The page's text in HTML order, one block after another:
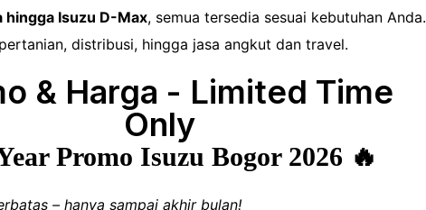
hingga Isuzu D-Max, semua tersedia sesuai kebutuhan Anda.
distribusi, hingga jasa angkut dan travel.
& Harga - Limited Time
Only
Promo Isuzu Bogor 2026 🔥
– hanya sampai akhir bulan!